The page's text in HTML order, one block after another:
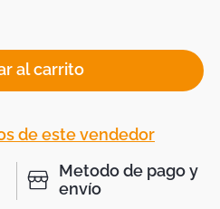
al carrito
de este vendedor
Metodo de pago y
envío